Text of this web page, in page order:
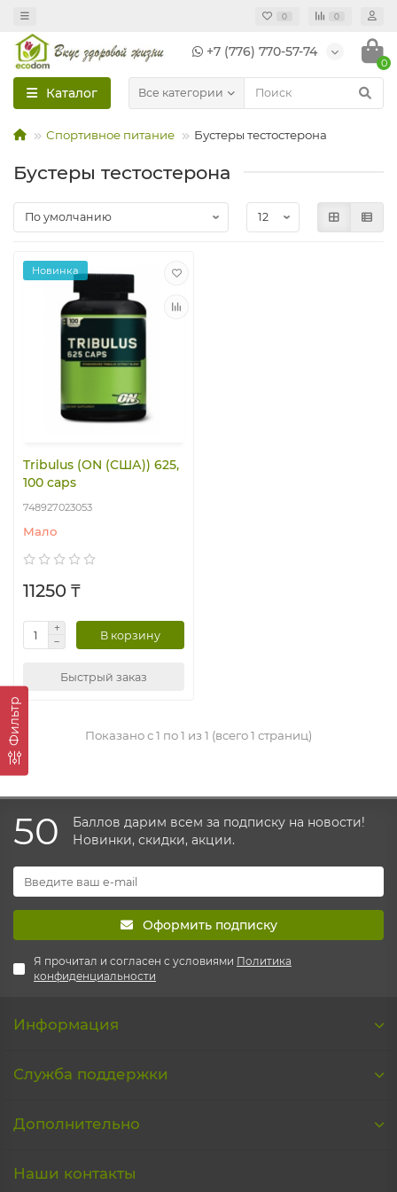
0 0
+7 (776) 770-57-74
0
Каталог Все категории
Спортивное питание Бустеры тестостерона
Бустеры тестостерона
Фильтр
Новинка
Tribulus (ON (США)) 625,
100 caps
748927023053
Мало
11250 ₸
В корзину
Быстрый заказ
Показано с 1 по 1 из 1 (всего 1 страниц)
50
Баллов дарим всем за подписку на новости!
Новинки, скидки, акции.
Оформить подписку
Я прочитал и согласен с условиями Политика
конфиденциальности
Информация
Служба поддержки
Дополнительно
Наши контакты